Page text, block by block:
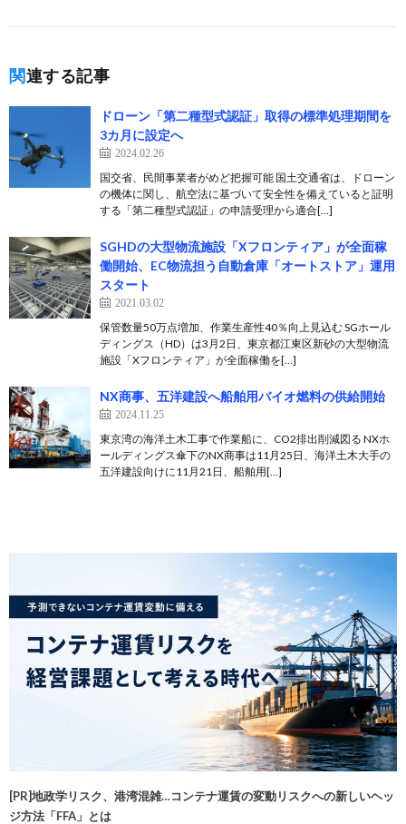
関連する記事
ドローン「第二種型式認証」取得の標準処理期間を
3カ月に設定へ
2024.02.26
国交省、民間事業者がめど把握可能 国土交通省は、ドローン
の機体に関し、航空法に基づいて安全性を備えていると証明
する「第二種型式認証」の申請受理から適合[…]
SGHDの大型物流施設「Xフロンティア」が全面稼
働開始、EC物流担う自動倉庫「オートストア」運用
スタート
2021.03.02
保管数量50万点増加、作業生産性40％向上見込む SGホール
ディングス（HD）は3月2日、東京都江東区新砂の大型物流
施設「Xフロンティア」が全面稼働を[…]
NX商事、五洋建設へ船舶用バイオ燃料の供給開始
2024.11.25
東京湾の海洋土木工事で作業船に、CO2排出削減図る NXホ
ールディングス傘下のNX商事は11月25日、海洋土木大手の
五洋建設向けに11月21日、船舶用[…]
[PR]地政学リスク、港湾混雑…コンテナ運賃の変動リスクへの新しいヘッ
ジ方法「FFA」とは